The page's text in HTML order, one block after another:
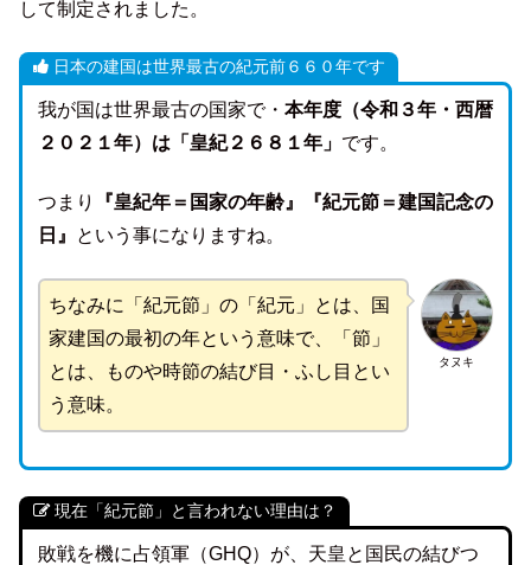
して制定されました。
日本の建国は世界最古の紀元前６６０年です
我が国は世界最古の国家で・ 本年度（令和３年・西暦
２０２１年）は「皇紀２６８１年」 です。
つまり
『皇紀年＝国家の年齢』『紀元節＝建国記念の
日』
という事になりますね。
タヌキ
ちなみに「紀元節」の「紀元」とは、国
家建国の最初の年という意味で、「節」
とは、ものや時節の結び目・ふし目とい
う意味。
現在「紀元節」と言われない理由は？
敗戦を機に占領軍（GHQ）が、天皇と国民の結びつ